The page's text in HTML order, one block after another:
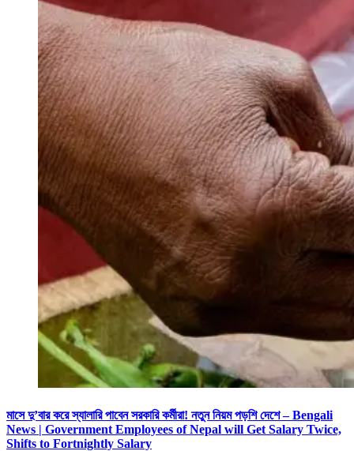
মাসে দু’বার করে স্যালারি পাবেন সরকারি কর্মীরা! নতুন নিয়ম পড়শি দেশে – Bengali
News | Government Employees of Nepal will Get Salary Twice,
Shifts to Fortnightly Salary